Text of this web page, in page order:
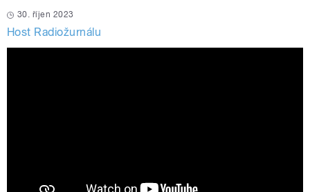
30. říjen 2023
Host Radiožurnálu